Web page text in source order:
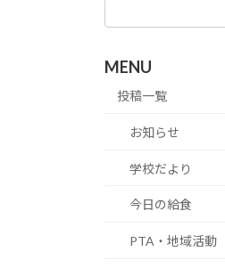
MENU
投稿一覧
お知らせ
学校だより
今日の給食
PTA・地域活動